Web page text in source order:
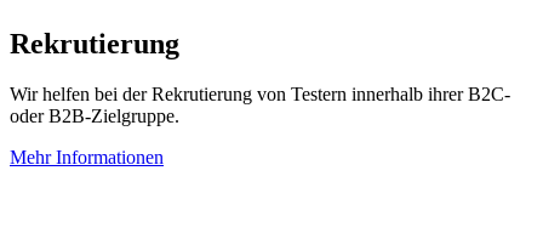
Rekrutierung
Wir helfen bei der Rekrutierung von Testern innerhalb ihrer B2C-
oder B2B-Zielgruppe.
Mehr Informationen